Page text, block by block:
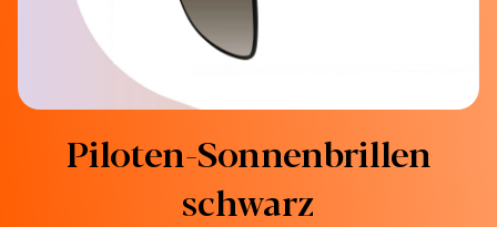
Piloten-Sonnenbrillen
schwarz